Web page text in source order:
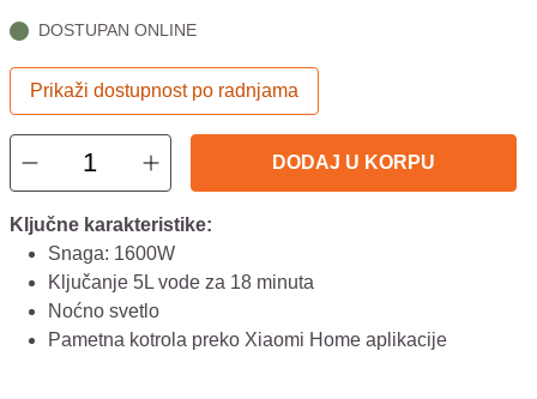
DOSTUPAN ONLINE
Prikaži dostupnost po radnjama
DODAJ U KORPU
Ključne karakteristike:
Snaga: 1600W
Ključanje 5L vode za 18 minuta
Noćno svetlo
Pametna kotrola preko Xiaomi Home aplikacije